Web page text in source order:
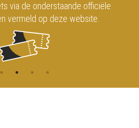
via de onderstaande officiële
vermeld op deze website.